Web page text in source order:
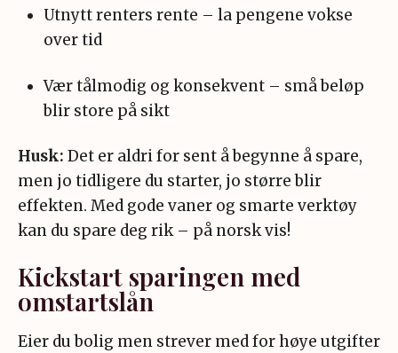
Utnytt renters rente – la pengene vokse
over tid
Vær tålmodig og konsekvent – små beløp
blir store på sikt
Husk: Det er aldri for sent å begynne å spare,
men jo tidligere du starter, jo større blir
effekten. Med gode vaner og smarte verktøy
kan du spare deg rik – på norsk vis!
Kickstart sparingen med
omstartslån
Eier du bolig men strever med for høye utgifter